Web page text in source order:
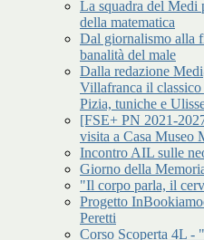
La squadra del Medi
della matematica
Dal giornalismo alla
banalità del male
Dalla redazione
Villafranca il classico
Pizia, tuniche e
[FSE+ PN 2021-
visita a Casa Museo
Incontro AIL sulle
Giorno della
"Il corpo parla, il
Progetto
Peretti
Corso Scoperta 4L -